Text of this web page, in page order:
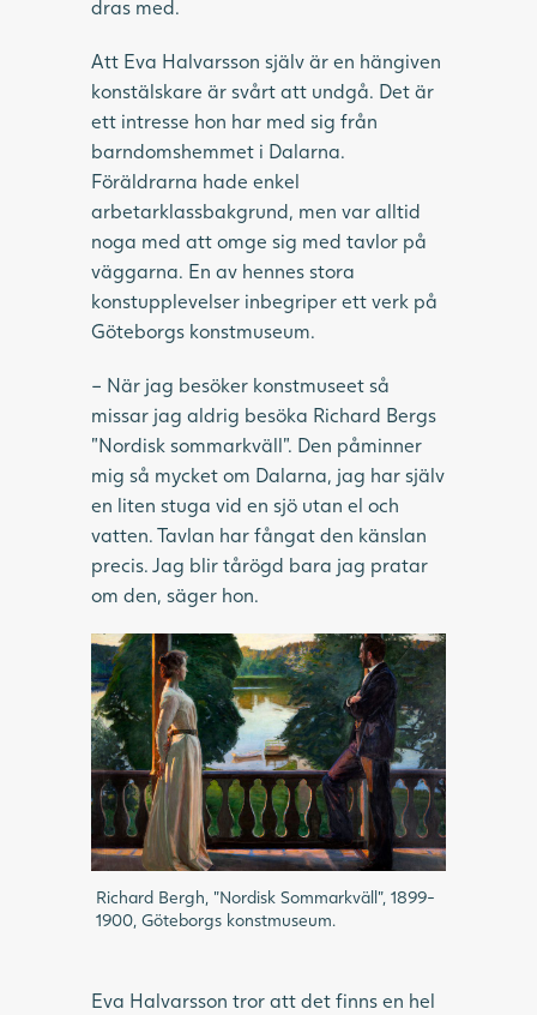
dras med.
Att Eva Halvarsson själv är en hängiven
konstälskare är svårt att undgå. Det är
ett intresse hon har med sig från
barndomshemmet i Dalarna.
Föräldrarna hade enkel
arbetarklassbakgrund, men var alltid
noga med att omge sig med tavlor på
väggarna. En av hennes stora
konstupplevelser inbegriper ett verk på
Göteborgs konstmuseum.
– När jag besöker konstmuseet så
missar jag aldrig besöka Richard Bergs
”Nordisk sommarkväll”. Den påminner
mig så mycket om Dalarna, jag har själv
en liten stuga vid en sjö utan el och
vatten. Tavlan har fångat den känslan
precis. Jag blir tårögd bara jag pratar
om den, säger hon.
Richard Bergh, ”Nordisk Sommarkväll”, 1899-
1900, Göteborgs konstmuseum.
Eva Halvarsson tror att det finns en hel